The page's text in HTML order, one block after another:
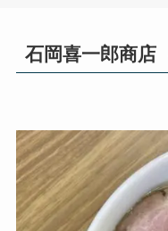
石岡喜一郎商店